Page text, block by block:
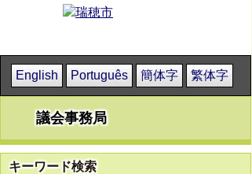
English Português 簡体字 繁体字
議会事務局
キーワード検索